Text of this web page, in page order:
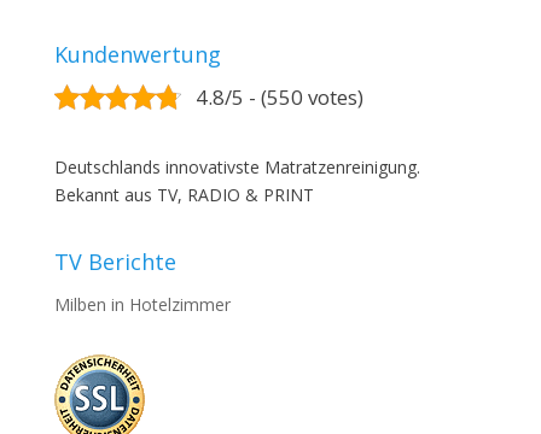
Kundenwertung
4.8/5 - (550 votes)
Deutschlands innovativste Matratzenreinigung.
Bekannt aus TV, RADIO & PRINT
TV Berichte
Milben in Hotelzimmer